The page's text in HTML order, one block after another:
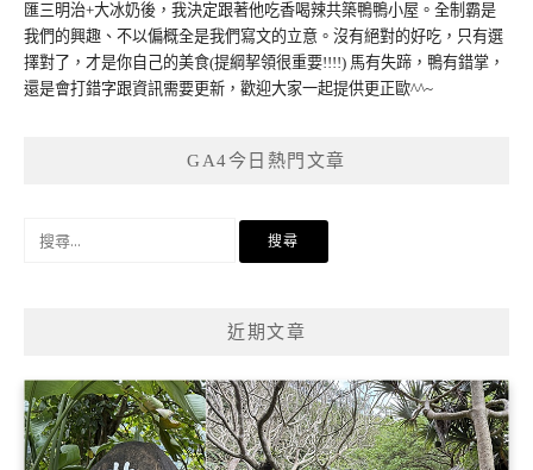
匯三明治+大冰奶後，我決定跟著他吃香喝辣共築鴨鴨小屋。全制霸是
我們的興趣、不以偏概全是我們寫文的立意。沒有絕對的好吃，只有選
擇對了，才是你自己的美食(提綱挈領很重要!!!!) 馬有失蹄，鴨有錯掌，
還是會打錯字跟資訊需要更新，歡迎大家一起提供更正歐^^~
GA4今日熱門文章
近期文章